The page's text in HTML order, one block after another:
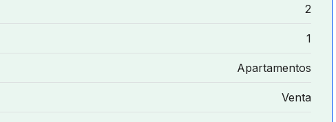
2
1
Apartamentos
Venta